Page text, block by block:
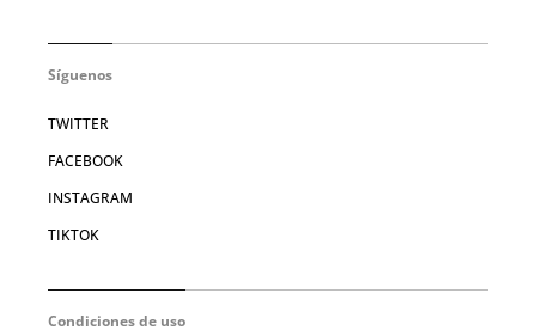
Síguenos
TWITTER
FACEBOOK
INSTAGRAM
TIKTOK
Condiciones de uso